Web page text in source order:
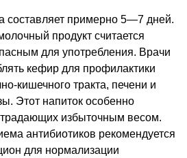
составляет примерно 5—7 дней.
продукт считается
для употребления. Врачи
кефир для профилактики
кишечного тракта, печени и
Этот напиток особенно
избыточным весом.
антибиотиков рекомендуется
для нормализации